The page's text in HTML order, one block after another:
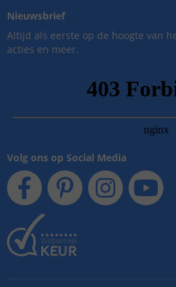
Nieuwsbrief
Altijd als eerste op de hoogte van
acties en meer.
Volg ons op Social Media